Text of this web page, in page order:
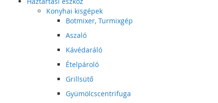
Konyhai kisgépek
Botmixer, Turmixgép
Aszaló
Kávédaráló
Ételpároló
Grillsütő
Gyümölcscentrifuga